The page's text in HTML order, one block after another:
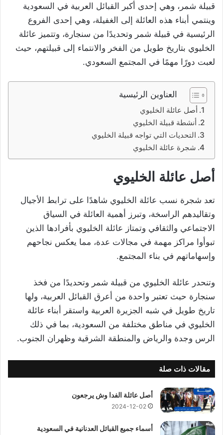
قبيلة شمر، وهي إحدى أكبر القبائل العربية في السعودية
وينتمي أبناء هذه العائلة إلى الغفيلة، وهي إحدى الفروع
الرئيسية في قبيلة شمر وتحديدًا من سنجارة، وتتميز عائلة
الخليوي بتاريخ طويل من الفخر والانتماء إلى قبيلتهم، حيث
لعبت دورًا مهمًا في المجتمع السعودي.
العناوين الرئيسية
أصل عائلة الخليوي
أنشطة قبيلة الخليوي
التحديات التي تواجه قبيلة الخليوي
شجرة عائلة الخليوي
أصل عائلة الخليوي
تعد شجرة نسب عائلة الخليوي شاهدًا على ترابط الأجيال
وتقاليدهم الراسخة، وتبرز أهمية العائلة في السياق
الاجتماعي والثقافي وتمتاز عائلة الخليوي بأفرادها الذين
تبوأوا مراكز مهمة في مجالات عدة، مما يعكس نجاحهم
وإسهاماتهم في بناء المجتمع.
وتنحدر عائلة الخليوي من قبيلة شمر وتحديدًا من فخذ
سنجارة حيث تعتبر واحدة من أعرق القبائل العربية، ولها
تاريخ طويل في شبه الجزيرة العربية واستقر أبناء عائلة
الخليوي في مناطق مختلفة من السعودية، بما في ذلك
الرس وجدة والرياض والمنطقة الشرقية وظهران الجنوب.
مقالات ذات صلة
أصل عائلة الفدا وش يرجعون
2024-12-02
أسماء جميع القبائل العدنانية في السعودية